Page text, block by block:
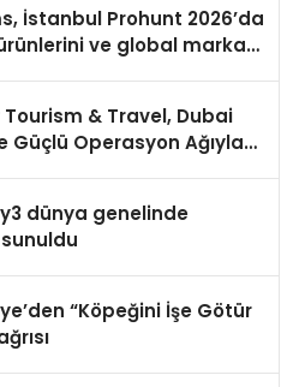
İstanbul Prohunt 2026’da
ve global marka
& Travel, Dubai
Güçlü Operasyon Ağıyla
dünya genelinde
“Köpeğini İşe Götür